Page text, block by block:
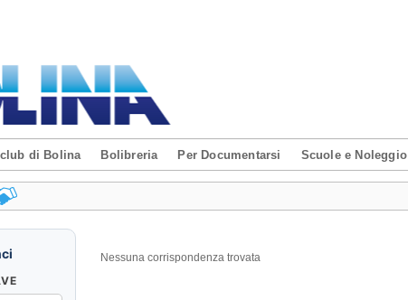
club di Bolina Bolibreria Per Documentarsi Scuole e Noleggio
Nessuna corrispondenza trovata